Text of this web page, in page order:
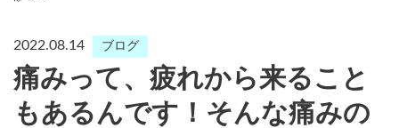
2022.08.14 ブログ
痛みって、疲れから来ること
もあるんです！そんな痛みの